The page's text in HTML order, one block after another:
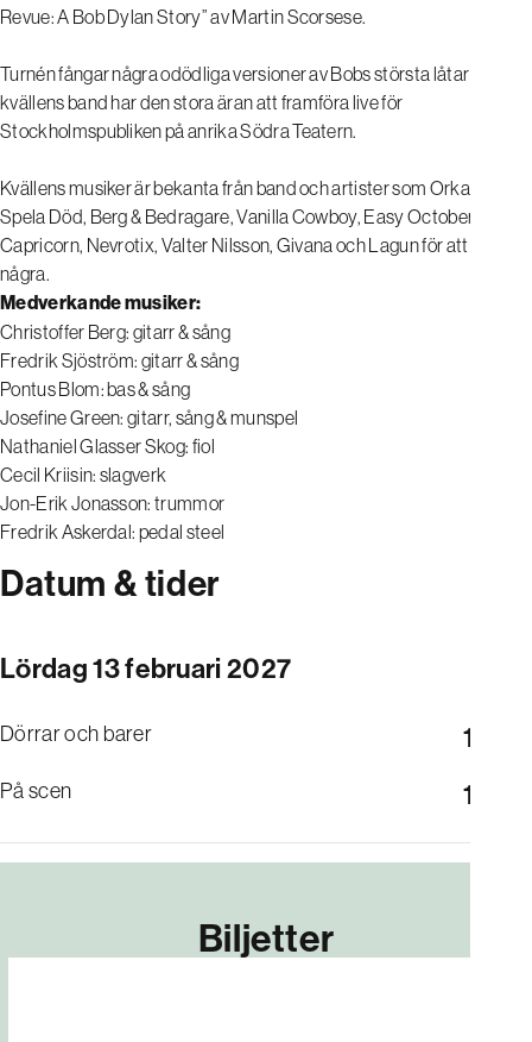
Revue: A Bob Dylan Story” av Martin Scorsese.
Turnén fångar några odödliga versioner av Bobs största låtar som
kvällens band har den stora äran att framföra live för
Stockholmspubliken på anrika Södra Teatern.
Kvällens musiker är bekanta från band och artister som Orkan,
Spela Död, Berg & Bedragare, Vanilla Cowboy, Easy October,
Capricorn, Nevrotix, Valter Nilsson, Givana och Lagun för att nämna
några.
Medverkande musiker:
Christoffer Berg: gitarr & sång
Fredrik Sjöström: gitarr & sång
Pontus Blom: bas & sång
Josefine Green: gitarr, sång & munspel
Nathaniel Glasser Skog: fiol
Cecil Kriisin: slagverk
Jon-Erik Jonasson: trummor
Fredrik Askerdal: pedal steel
Datum & tider
Lördag 13 februari 2027
Dörrar och barer 17:00
På scen 19:30
Biljetter